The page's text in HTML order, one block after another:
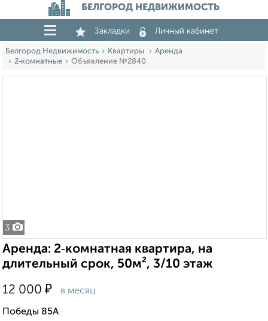
БЕЛГОРОД НЕДВИЖИМОСТЬ
Закладки Личный кабинет
Белгород Недвижимость Квартиры
Аренда
2‑комнатные
Объявление №2840
3
Аренда: 2‑комнатная квартира, на
длительный срок, 50м², 3/10 этаж
12 000 ₽ в месяц
Победы 85А